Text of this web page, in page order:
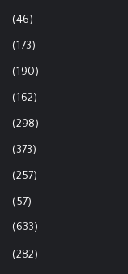
(46)
(173)
(190)
(162)
(298)
(373)
(257)
(57)
(633)
(282)